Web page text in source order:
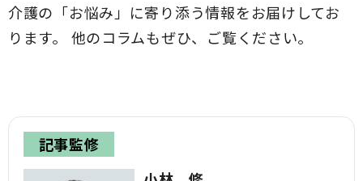
介護の「お悩み」に寄り添う情報をお届けしてお
ります。 他のコラムもぜひ、ご覧ください。
記事監修